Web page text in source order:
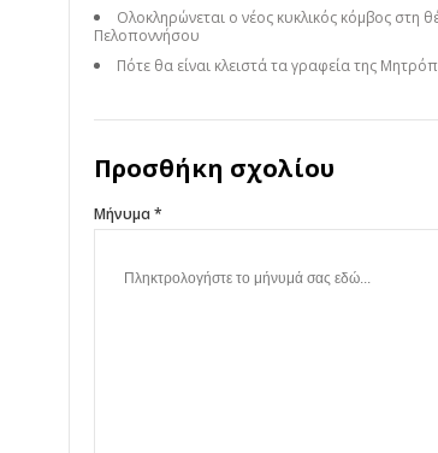
Ολοκληρώνεται ο νέος κυκλικός κόμβος στη
Πελοποννήσου
Πότε θα είναι κλειστά τα γραφεία της
Προσθήκη σχολίου
Μήνυμα *